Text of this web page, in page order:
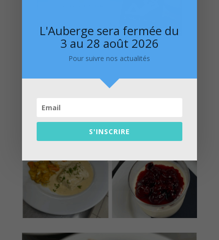
L'Auberge sera fermée du
3 au 28 août 2026
Pour suivre nos actualités
S'INSCRIRE